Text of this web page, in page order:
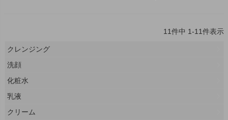
11件中 1-11件表示
クレンジング
洗顔
化粧水
乳液
クリーム